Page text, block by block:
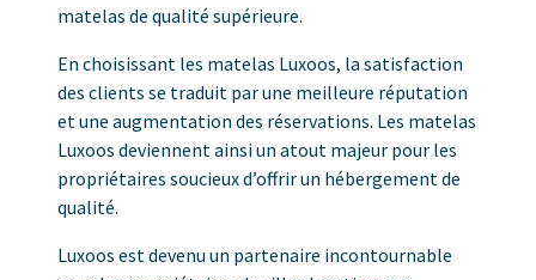
matelas de qualité supérieure.
En choisissant les matelas Luxoos, la satisfaction
des clients se traduit par une meilleure réputation
et une augmentation des réservations. Les matelas
Luxoos deviennent ainsi un atout majeur pour les
propriétaires soucieux d’offrir un hébergement de
qualité.
Luxoos est devenu un partenaire incontournable